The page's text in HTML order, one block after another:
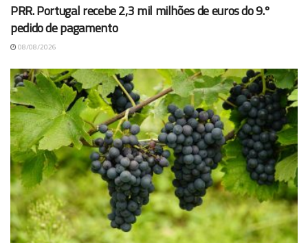
PRR. Portugal recebe 2,3 mil milhões de euros do 9.º
pedido de pagamento
08/08/2026